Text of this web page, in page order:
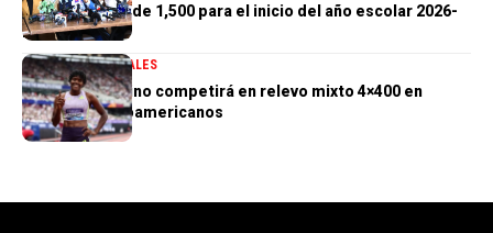
alcanzar meta de 1,500 para el inicio del año escolar 2026-
2027
DEPORTESGENERALES
Marileidy Paulino competirá en relevo mixto 4×400 en
Juegos Centroamericanos